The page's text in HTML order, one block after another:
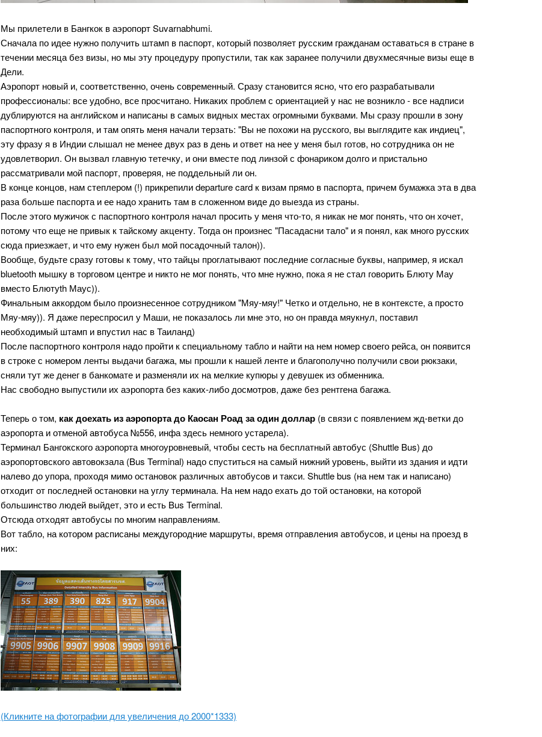
Мы прилетели в Бангкок в аэропорт Suvarnabhumi.
Сначала по идее нужно получить штамп в паспорт, который позволяет русским гражданам оставаться в стране в
течении месяца без визы, но мы эту процедуру пропустили, так как заранее получили двухмесячные визы еще в
Дели.
Аэропорт новый и, соответственно, очень современный. Сразу становится ясно, что его разрабатывали
профессионалы: все удобно, все просчитано. Никаких проблем с ориентацией у нас не возникло - все надписи
дублируются на английском и написаны в самых видных местах огромными буквами. Мы сразу прошли в зону
паспортного контроля, и там опять меня начали терзать: "Вы не похожи на русского, вы выглядите как индиец",
эту фразу я в Индии слышал не менее двух раз в день и ответ на нее у меня был готов, но сотрудника он не
удовлетворил. Он вызвал главную тетечку, и они вместе под линзой с фонариком долго и пристально
рассматривали мой паспорт, проверяя, не поддельный ли он.
В конце концов, нам степлером (!) прикрепили departure card к визам прямо в паспорта, причем бумажка эта в два
раза больше паспорта и ее надо хранить там в сложенном виде до выезда из страны.
После этого мужичок с паспортного контроля начал просить у меня что-то, я никак не мог понять, что он хочет,
потому что еще не привык к тайскому акценту. Тогда он произнес "Пасадасни тало" и я понял, как много русских
сюда приезжает, и что ему нужен был мой посадочный талон)).
Вообще, будьте сразу готовы к тому, что тайцы проглатывают последние согласные буквы, например, я искал
bluetooth мышку в торговом центре и никто не мог понять, что мне нужно, пока я не стал говорить Блюту Мау
вместо Блютуth Маус)).
Финальным аккордом было произнесенное сотрудником "Мяу-мяу!" Четко и отдельно, не в контексте, а просто
Мяу-мяу)). Я даже переспросил у Маши, не показалось ли мне это, но он правда мяукнул, поставил
необходимый штамп и впустил нас в Таиланд)
После паспортного контроля надо пройти к специальному табло и найти на нем номер своего рейса, он появится
в строке с номером ленты выдачи багажа, мы прошли к нашей ленте и благополучно получили свои рюкзаки,
сняли тут же денег в банкомате и разменяли их на мелкие купюры у девушек из обменника.
Нас свободно выпустили их аэропорта без каких-либо досмотров, даже без рентгена багажа.
Теперь о том, как доехать из аэропорта до Каосан Роад за один доллар (в связи с появлением жд-ветки до
аэропорта и отменой автобуса №556, инфа здесь немного устарела).
Терминал Бангокского аэропорта многоуровневый, чтобы сесть на бесплатный автобус (Shuttle Bus) до
аэропортовского автовокзала (Bus Terminal) надо спуститься на самый нижний уровень, выйти из здания и идти
налево до упора, проходя мимо остановок различных автобусов и такси. Shuttle bus (на нем так и написано)
отходит от последней остановки на углу терминала. На нем надо ехать до той остановки, на которой
большинство людей выйдет, это и есть Bus Terminal.
Отсюда отходят автобусы по многим направлениям.
Вот табло, на котором расписаны междугородние маршруты, время отправления автобусов, и цены на проезд в
них:
(Кликните на фотографии для увеличения до 2000*1333)